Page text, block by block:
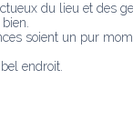
du lieu et des
soient un pur
endroit.